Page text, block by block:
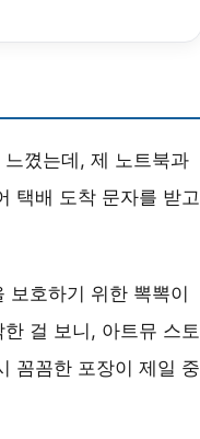
꼈는데, 제 노트북과
택배 도착 문자를 받고
보호하기 위한 뽁뽁이
걸 보니, 아트뮤 스토
꼼꼼한 포장이 제일 중